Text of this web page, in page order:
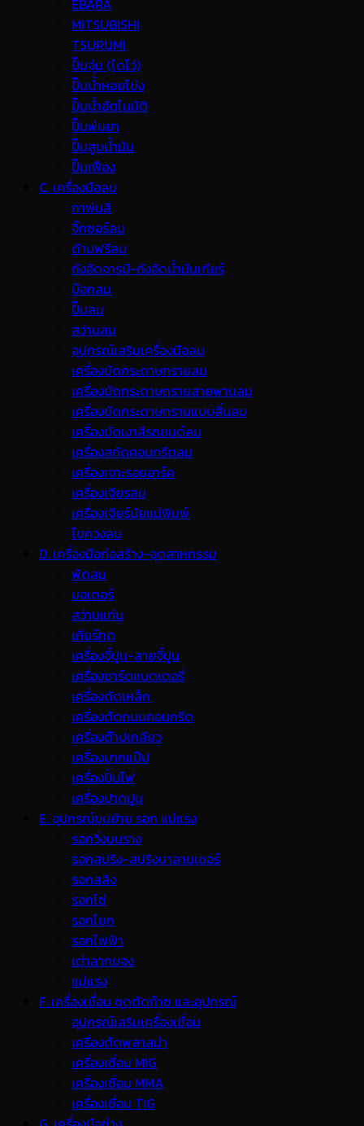
EBARA
MITSUBISHI
TSURUMI
ปั๊มจุ่ม (ไดโว่)
ปั๊มน้ำหอยโข่ง
ปั๊มน้ำอัตโนมัติ
ปั๊มพ่นยา
ปั๊มสูบน้ำมัน
ปั๊มเฟือง
C. เครื่องมือลม
กาพ่นสี
จิ๊กซอร์ลม
ด้ามฟรีลม
ถังอัดจารบี-ถังอัดน้ำมันเกียร์
บ๊อกลม
ปั๊มลม
สว่านลม
อุปกรณ์เสริมเครื่องมือลม
เครื่องขัดกระดาษทรายลม
เครื่องขัดกระดาษทรายสายพานลม
เครื่องขัดกระดาษทรายแบบสั่นลม
เครื่องขัดเงาสีรถยนต์ลม
เครื่องสกัดคอนกรีตลม
เครื่องเจาะรอยอาร์ค
เครื่องเจียรลม
เครื่องเจียร์นัยแม่พิมพ์
ไขควงลม
D. เครื่องมือก่อสร้าง-อุตสาหกรรม
พ้ดลม
มอเตอร์
สว่านแท่น
เกียร์ทด
เครื่องจี้ปูน-สายจี้ปูน
เครื่องชาร์ตแบตเตอรี่
เครื่องดัดเหล็ก
เครื่องตัดถนนคอนกรีต
เครื่องต๊าปเกลียว
เครื่องบากแป๊ป
เครื่องปั่นไฟ
เครื่องปาดปูน
E. อุปกรณ์ขนย้าย รอก แม่แรง
รอกวิ่งบนราง
รอกสปริง-สปริงบาลานเซอร์
รอกสลิง
รอกโซ่
รอกโยก
รอกไฟฟ้า
เต่าลากของ
แม่แรง
F. เครื่องเชื่อม ชุดตัดก๊าซ และอุปกรณ์
อุปกรณ์เสริมเครื่องเชื่อม
เครื่องตัดพลาสม่า
เครื่องเชื่อม MIG
เครื่องเชื่อม MMA
เครื่องเชื่อม TIG